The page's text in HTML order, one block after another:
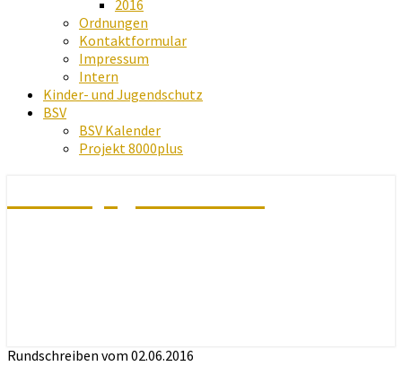
2016
Ordnungen
Kontaktformular
Impressum
Intern
Kinder- und Jugendschutz
BSV
BSV Kalender
Projekt 8000plus
Rundschreiben vom 02.06.2016